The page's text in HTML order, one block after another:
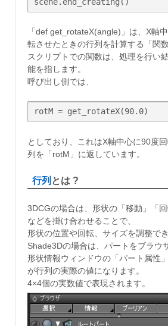
「def get_rotateX(angle)」は、X軸
転させたときの行列を計算する「関数
スクリプトでの関数は、処理を行い
能を指します。
呼び出し側では、
rotM = get_rotateX(90.0)
としており、これはX軸中心に90度
列を「rotM」に返しています。
行列 とは ?
3DCGの場合は、形状の「移動」「回
などを掛け合わせることで、
形状の位置や回転、サイズを調整でき
Shade3Dの場合は、パートをブラウ
形状情報ウィンドウの「パート属性
が行列の実際の値になります。
4×4個の実数値で表現されます。